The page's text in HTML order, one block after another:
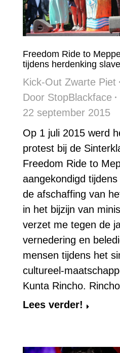
Freedom Ride to
tijdens herdenking
Kick-Out Zwarte Piet
Door StopBlackface
22 september 2015
Op 1 juli 2015 werd
protest bij de
Freedom Ride to
aangekondigd
de afschaffing van
in het bijzijn van
verzet me tegen de
vernedering en
mensen tijdens het
cultureel-
Kunta Rincho.
Lees verder!